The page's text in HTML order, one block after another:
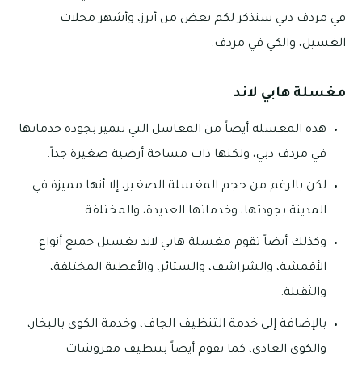
في مردف دبي سنذكر لكم بعض من أبرز، وأشهر محلات
الغسيل، والكي في مردف.
مغسلة هابي لاند
هذه المغسلة أيضاً من المغاسل التي تتميز بجودة خدماتها
في مردف دبي، ولكنها ذات مساحة أرضية صغيرة جداً.
لكن بالرغم من حجم المغسلة الصغير، إلا أنها مميزة في
المدينة بجودتها، وخدماتها العديدة، والمختلفة.
وكذلك أيضاً تقوم مغسلة هابي لاند بغسيل جميع أنواع
الأقمشة، والشراشف، والستائر، والأغطية المختلفة،
والثقيلة.
بالإضافة إلى خدمة التنظيف الجاف، وخدمة الكوي بالبخار،
والكوي العادي، كما تقوم أيضاً بتنظيف مفروشات